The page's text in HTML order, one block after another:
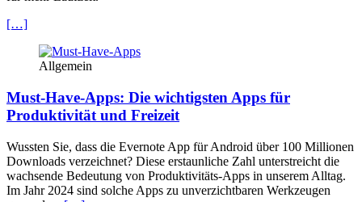
[…]
Allgemein
Must-Have-Apps: Die wichtigsten Apps für
Produktivität und Freizeit
Wussten Sie, dass die Evernote App für Android über 100 Millionen
Downloads verzeichnet? Diese erstaunliche Zahl unterstreicht die
wachsende Bedeutung von Produktivitäts-Apps in unserem Alltag.
Im Jahr 2024 sind solche Apps zu unverzichtbaren Werkzeugen